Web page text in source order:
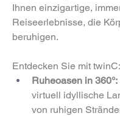
Ihnen einzigartige,
Reiseerlebnisse, die
beruhigen.
Entdecken Sie mit twinC:
Ruheoasen in 360°:
virtuell idyllische
von ruhigen